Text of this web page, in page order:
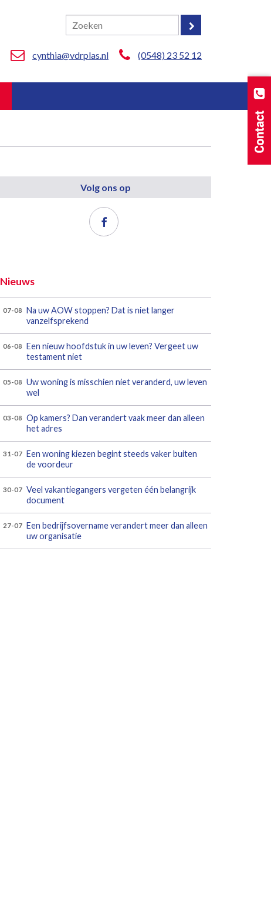
cynthia@vdrplas.nl (0548) 23 52 12
Volg ons op
Nieuws
07-08
Na uw AOW stoppen? Dat is niet langer
vanzelfsprekend
06-08
Een nieuw hoofdstuk in uw leven? Vergeet uw
testament niet
05-08
Uw woning is misschien niet veranderd, uw leven
wel
03-08
Op kamers? Dan verandert vaak meer dan alleen
het adres
31-07 Een woning kiezen begint steeds vaker buiten
de voordeur
30-07 Veel vakantiegangers vergeten één belangrijk
document
27-07 Een bedrijfsovername verandert meer dan alleen
uw organisatie